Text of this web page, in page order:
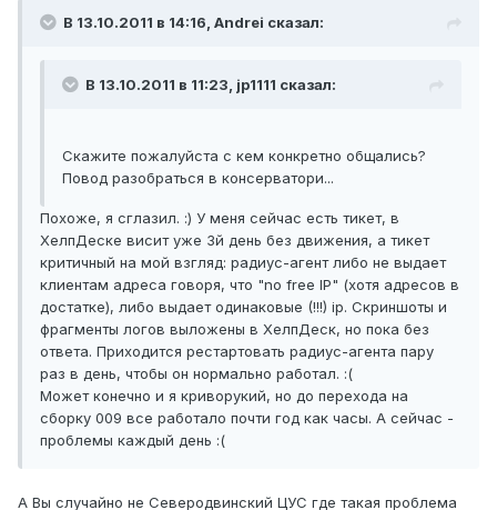
В 13.10.2011 в 14:16, Andrei сказал:
В 13.10.2011 в 11:23, jp1111 сказал:
Скажите пожалуйста с кем конкретно общались?
Повод разобраться в консерватори...
Похоже, я сглазил. :) У меня сейчас есть тикет, в
ХелпДеске висит уже 3й день без движения, а тикет
критичный на мой взгляд: радиус-агент либо не выдает
клиентам адреса говоря, что "no free IP" (хотя адресов в
достатке), либо выдает одинаковые (!!!) ip. Скриншоты и
фрагменты логов выложены в ХелпДеск, но пока без
ответа. Приходится рестартовать радиус-агента пару
раз в день, чтобы он нормально работал. :(
Может конечно и я криворукий, но до перехода на
сборку 009 все работало почти год как часы. А сейчас -
проблемы каждый день :(
А Вы случайно не Северодвинский ЦУС где такая проблема